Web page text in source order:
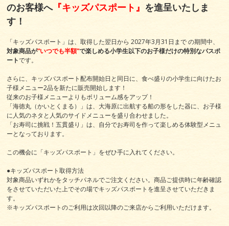
のお客様へ『キッズパスポート』 を進呈いたしま
す！
「キッズパスポート」は、取得した翌日から 2027年3月31日まで の期間中、
対象商品が“いつでも半額”で楽しめる小学生以下のお子様だけの特別なパスポ
ートです。
さらに、キッズパスポート配布開始日と同日に、食べ盛りの小学生に向けたお
子様メニュー2品を新たに販売開始します！
従来のお子様メニューよりもボリューム感をアップ！
「海徳丸（かいとくまる）」は、大海原に出航する船の形をした器に、お子様
に人気のネタと人気のサイドメニューを盛り合わせました。
「お寿司に挑戦！五貫盛り」は、自分でお寿司を作って楽しめる体験型メニュ
ーとなっております。
この機会に「キッズパスポート」をぜひ手に入れてください。
●キッズパスポート取得方法
対象商品いずれかをタッチパネルでご注文ください。商品ご提供時に年齢確認
をさせていただいた上でその場でキッズパスポートを進呈させていただきま
す。
※キッズパスポートのご利用は次回以降のご来店からご利用いただけます。